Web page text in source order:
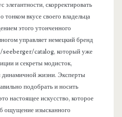
элегантности, скорректировать
тонком вкусе своего владельца
этого утонченного
управляет немецкий бренд
catalog, который уже
и секреты модисток,
динамичной жизни. Эксперты
подобрать и носить
настоящее искусство, которое
ощущение изысканного